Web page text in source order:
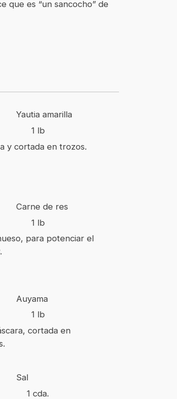
que es “un sancocho” de
Yautia amarilla
1 lb
y cortada en trozos.
Carne de res
1 lb
para potenciar el
Auyama
1 lb
cortada en
Sal
1 cda.